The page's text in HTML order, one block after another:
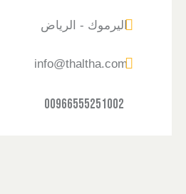
اليرموك - الرياض
info@thaltha.com
00966555251002